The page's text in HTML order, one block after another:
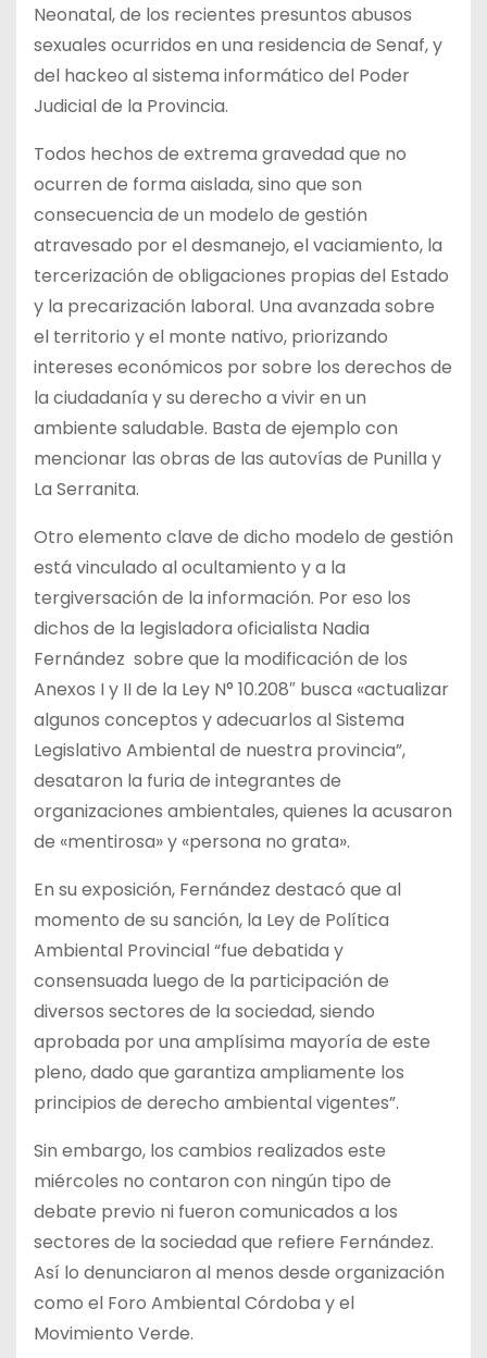
Neonatal, de los recientes presuntos abusos
sexuales ocurridos en una residencia de Senaf, y
del hackeo al sistema informático del Poder
Judicial de la Provincia.
Todos hechos de extrema gravedad que no
ocurren de forma aislada, sino que son
consecuencia de un modelo de gestión
atravesado por el desmanejo, el vaciamiento, la
tercerización de obligaciones propias del Estado
y la precarización laboral. Una avanzada sobre
el territorio y el monte nativo, priorizando
intereses económicos por sobre los derechos de
la ciudadanía y su derecho a vivir en un
ambiente saludable. Basta de ejemplo con
mencionar las obras de las autovías de Punilla y
La Serranita.
Otro elemento clave de dicho modelo de gestión
está vinculado al ocultamiento y a la
tergiversación de la información. Por eso los
dichos de la legisladora oficialista Nadia
Fernández sobre que la modificación de los
Anexos I y II de la Ley N° 10.208″ busca «actualizar
algunos conceptos y adecuarlos al Sistema
Legislativo Ambiental de nuestra provincia”,
desataron la furia de integrantes de
organizaciones ambientales, quienes la acusaron
de «mentirosa» y «persona no grata».
En su exposición, Fernández destacó que al
momento de su sanción, la Ley de Política
Ambiental Provincial “fue debatida y
consensuada luego de la participación de
diversos sectores de la sociedad, siendo
aprobada por una amplísima mayoría de este
pleno, dado que garantiza ampliamente los
principios de derecho ambiental vigentes”.
Sin embargo, los cambios realizados este
miércoles no contaron con ningún tipo de
debate previo ni fueron comunicados a los
sectores de la sociedad que refiere Fernández.
Así lo denunciaron al menos desde organización
como el Foro Ambiental Córdoba y el
Movimiento Verde.